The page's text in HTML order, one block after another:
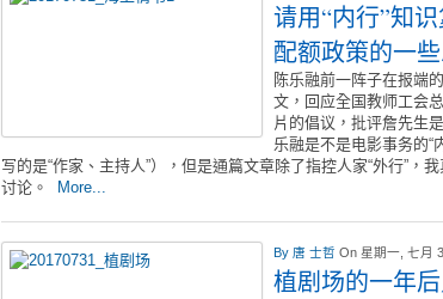
请用“内行”知
配额政策的一
陈乐融前一阵子在报端
文，回应全国教师工会
片的倡议，批评詹先生
乐融是不是电影事务的“
写的是“作家、主持人”），但是通篇文章除了指控人家“外行”，
讨论。
More...
By 唐 士哲 On 星期一, 七月
植剧场的一年